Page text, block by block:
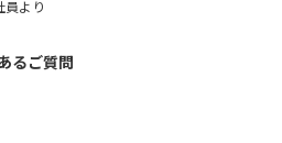
員より
るご質問